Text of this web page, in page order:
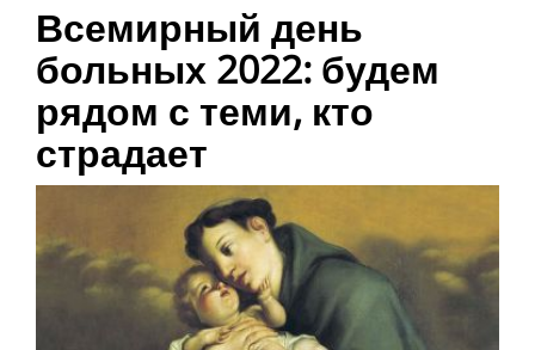
Всемирный день
больных 2022: будем
рядом с теми, кто
страдает